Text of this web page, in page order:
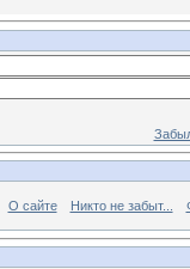
О сайте Никто не забыт...